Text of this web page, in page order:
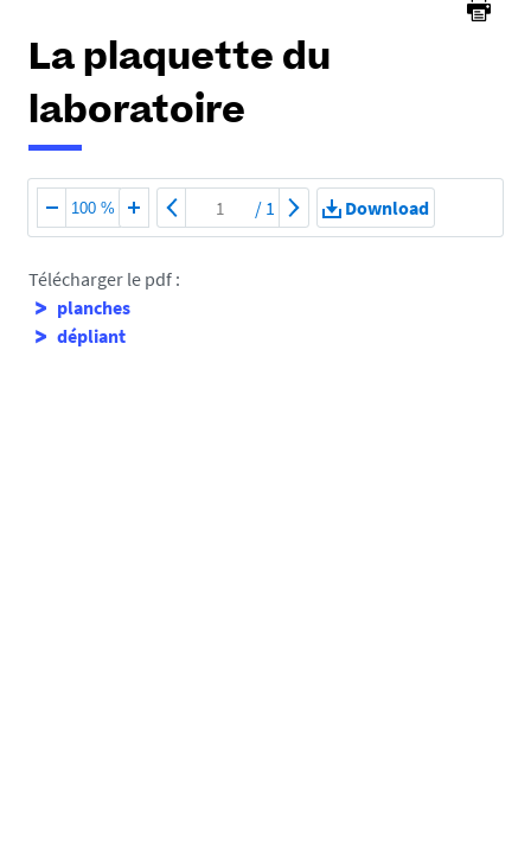
La plaquette du
laboratoire
100 % / 1 Download
Télécharger le pdf :
planches
dépliant